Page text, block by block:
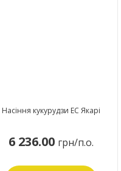
Насіння кукурудзи ЕС Якарі
6 236.00 грн/п.о.